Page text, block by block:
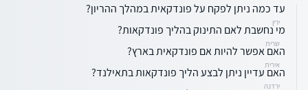
עד כמה ניתן לפקח על פונדקאית במהלך ההריון?
ירין
מי נחשבת לאם התינוק בהליך פונדקאות?
שרית
האם אפשר להיות אם פונדקאית בארץ?
אירית
האם עדיין ניתן לבצע הליך פונדקאות בתאילנד?
ירדנה